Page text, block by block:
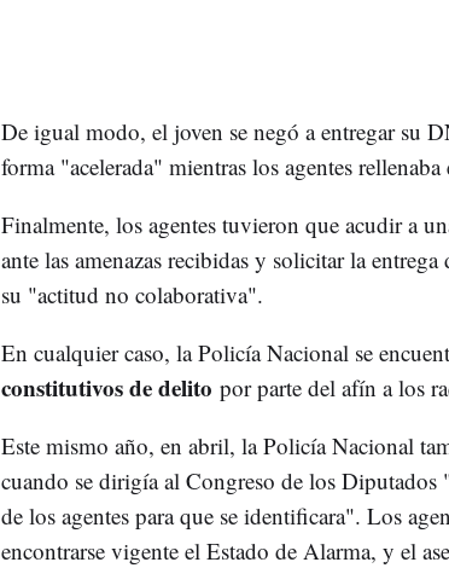
De igual modo, el joven se negó a entregar su
forma "acelerada" mientras los agentes rellenaba
Finalmente, los agentes tuvieron que acudir a
ante las amenazas recibidas y solicitar la entrega
su "actitud no colaborativa".
En cualquier caso, la Policía Nacional se
constitutivos de delito por parte del afín a los
Este mismo año, en abril, la Policía Nacional
cuando se dirigía al Congreso de los
de los agentes para que se identificara". Los
encontrarse vigente el Estado de Alarma, y el